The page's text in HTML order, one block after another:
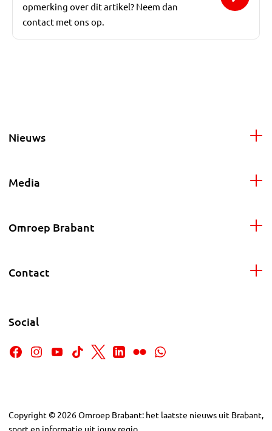
opmerking over dit artikel? Neem dan
contact met ons op.
Nieuws
Media
Omroep Brabant
Contact
Social
Copyright © 2026Omroep Brabant: het laatste nieuws uit Brabant,
sport en informatie uit jouw regio.